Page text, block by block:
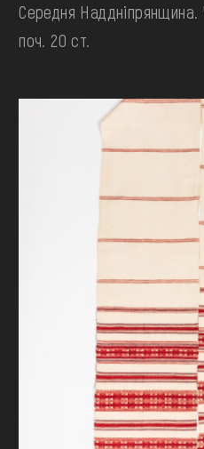
Середня Наддніпрянщина.
поч. 20 ст.